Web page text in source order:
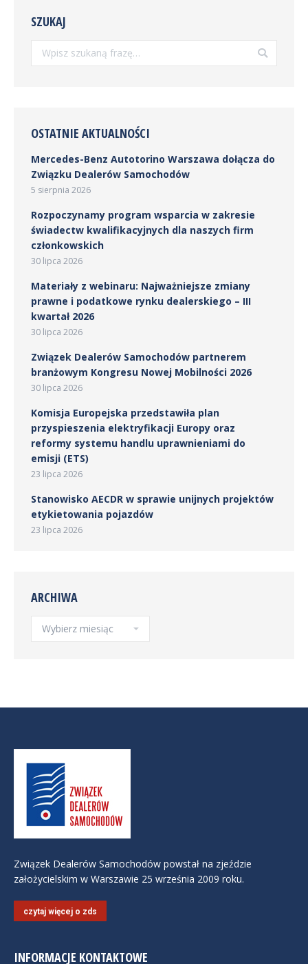
SZUKAJ
Szukaj:
OSTATNIE AKTUALNOŚCI
Mercedes-Benz Autotorino Warszawa dołącza do
Związku Dealerów Samochodów
5 sierpnia 2026
Rozpoczynamy program wsparcia w zakresie
świadectw kwalifikacyjnych dla naszych firm
członkowskich
30 lipca 2026
Materiały z webinaru: Najważniejsze zmiany
prawne i podatkowe rynku dealerskiego – III
kwartał 2026
30 lipca 2026
Związek Dealerów Samochodów partnerem
branżowym Kongresu Nowej Mobilności 2026
30 lipca 2026
Komisja Europejska przedstawiła plan
przyspieszenia elektryfikacji Europy oraz
reformy systemu handlu uprawnieniami do
emisji (ETS)
23 lipca 2026
Stanowisko AECDR w sprawie unijnych projektów
etykietowania pojazdów
23 lipca 2026
ARCHIWA
Archiwa
Związek Dealerów Samochodów powstał na zjeździe
założycielskim w Warszawie 25 września 2009 roku.
czytaj więcej o zds
INFORMACJE KONTAKTOWE